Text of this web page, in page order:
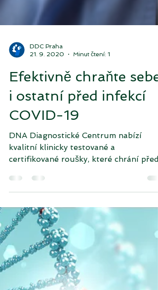
DDC Praha
21. 9. 2020
Minut čtení: 1
Efektivně chraňte sebe
i ostatní před infekcí
COVID-19
DNA Diagnostické Centrum nabízí
certifikované roušky, které chrání před
viry s účinností >95% a snižují tak...